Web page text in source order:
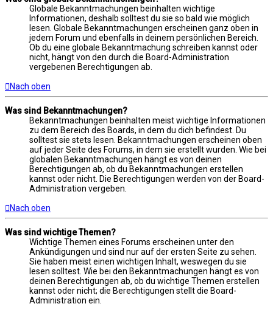
Globale Bekanntmachungen beinhalten wichtige
Informationen, deshalb solltest du sie so bald wie möglich
lesen. Globale Bekanntmachungen erscheinen ganz oben in
jedem Forum und ebenfalls in deinem persönlichen Bereich.
Ob du eine globale Bekanntmachung schreiben kannst oder
nicht, hängt von den durch die Board-Administration
vergebenen Berechtigungen ab.
Nach oben
Was sind Bekanntmachungen?
Bekanntmachungen beinhalten meist wichtige Informationen
zu dem Bereich des Boards, in dem du dich befindest. Du
solltest sie stets lesen. Bekanntmachungen erscheinen oben
auf jeder Seite des Forums, in dem sie erstellt wurden. Wie bei
globalen Bekanntmachungen hängt es von deinen
Berechtigungen ab, ob du Bekanntmachungen erstellen
kannst oder nicht. Die Berechtigungen werden von der Board-
Administration vergeben.
Nach oben
Was sind wichtige Themen?
Wichtige Themen eines Forums erscheinen unter den
Ankündigungen und sind nur auf der ersten Seite zu sehen.
Sie haben meist einen wichtigen Inhalt, weswegen du sie
lesen solltest. Wie bei den Bekanntmachungen hängt es von
deinen Berechtigungen ab, ob du wichtige Themen erstellen
kannst oder nicht; die Berechtigungen stellt die Board-
Administration ein.